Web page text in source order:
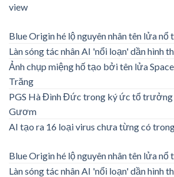
view
Blue Origin hé lộ nguyên nhân tên lửa nổ
Làn sóng tác nhân AI 'nổi loạn' dần hình
Ảnh chụp miệng hố tạo bởi tên lửa
Trăng
PGS Hà Đình Đức trong ký ức tổ trưởng
Gươm
AI tạo ra 16 loại virus chưa từng có
Blue Origin hé lộ nguyên nhân tên lửa nổ
Làn sóng tác nhân AI 'nổi loạn' dần hình